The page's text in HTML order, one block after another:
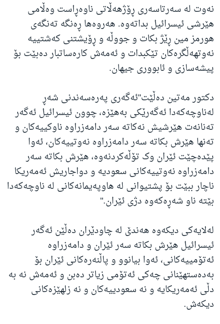
نەوت لە سەرتاسەری ڕۆژهەڵاتی ناوەڕاست وەڵامی
هێرشی ئیسرائیل بداتەوە. هەروەها ڕەنگە تەنگەی
هورمز مین ڕێژ بکات و جووڵە و ڕۆیشتنی کەشتییە
نەوتهەڵگرەکان تێکبدات و ئەمەش کارەساتبار دەبێت بۆ
پیشەسازی و ئابووری جیهان.
دکتور مەتین دەڵێت"ئەگەری پەرەسەندنی شەڕ
لەناوچەکەدا ئەگەرێکی بەهێزە، چوون ئیسرائیل ئەگەر
تەنانەت هێرشیش نەکاتە سەر دامەزراوە ناوکییەکان و
تەنها هێرش بکاتە سەر دامەزراوە نەوتییەکان، ئەوا
پێدەچێت ئێران وک تۆڵەکردنەوە، هێرش بکاتە سەر
دامەزراوە نەوتییەکانی سعودیە و دواجاریش ئەمەریکا
ناچار ببێت بۆ پشتیوانی لە هاوپەیمانەکانی لە ناوچەکەدا
بێتە ناو شەڕەکەوە دژی ئێران."
لەلایەکی دیکەوە هەندێ لە چاودێران دەڵێن ئەگەر
ئیسرائیل هێرش بکاتە سەر ئێران و دامەزراوە
ئەتۆمییەکانی، ئەوا بیانوو و پاڵنەرەکانی ئێران بۆ
بەدەستهێنانی چەکی ئەتۆمی زیاتر دەبن و ئەمەش نە بە
دڵی ئەمەریکایە و نە سعودییەکان و نە زلهێزەکانی
دیکەش.